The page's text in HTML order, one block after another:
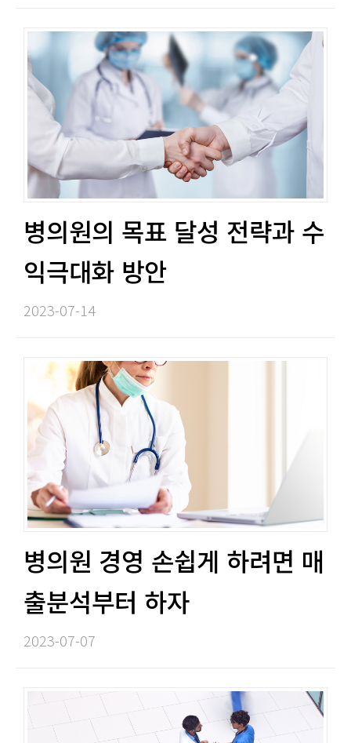
병의원의 목표 달성 전략과 수
익극대화 방안​​
2023-07-14​
병의원 경영 손쉽게 하려면 매
출분석부터 하자​​
2023-07-07​